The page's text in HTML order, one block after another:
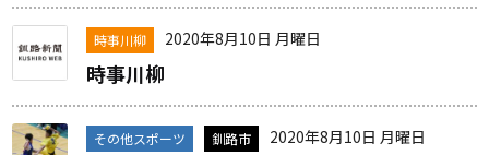
時事川柳 2020年8月10日 月曜日
時事川柳
その他スポーツ 釧路市 2020年8月10日 月曜日